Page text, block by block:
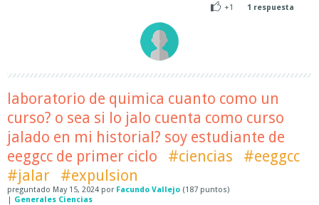
+1
1 respuesta
laboratorio de quimica cuanto como un
curso? o sea si lo jalo cuenta como curso
jalado en mi historial? soy estudiante de
eeggcc de primer ciclo
#ciencias
#eeggcc
#jalar
#expulsion
preguntado May 15, 2024 por Facundo Vallejo (187 puntos)
| Generales Ciencias